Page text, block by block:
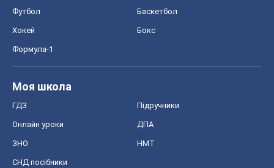
Футбол Баскетбол
Хокей Бокс
Формула-1
Моя школа
ГДЗ Підручники
Онлайн уроки ДПА
ЗНО НМТ
СНД посібники